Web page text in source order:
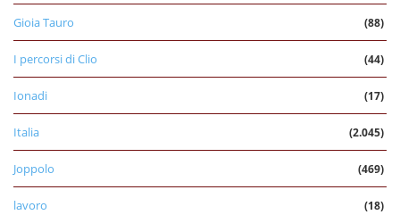
Gioia Tauro (88)
I percorsi di Clio (44)
Ionadi (17)
Italia (2.045)
Joppolo (469)
lavoro (18)